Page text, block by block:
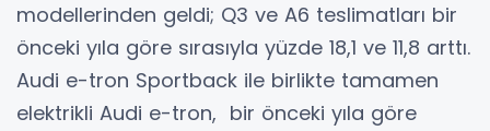
modellerinden geldi; Q3 ve A6 teslimatları bir
önceki yıla göre sırasıyla yüzde 18,1 ve 11,8 arttı.
Audi e-tron Sportback ile birlikte tamamen
elektrikli Audi e-tron, bir önceki yıla göre